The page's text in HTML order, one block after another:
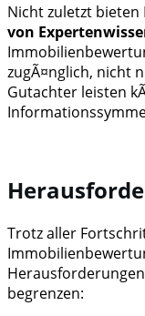
Nicht zuletzt bieten
von
zugÃ¤nglich, nicht
Gutachter leisten
Trotz aller
begrenzen: